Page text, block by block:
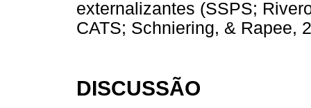
externalizantes (SSPS;
CATS; Schniering, & Rapee,
DISCUSSÃO